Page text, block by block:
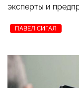
эксперты и
ПАВЕЛ СИГАЛ